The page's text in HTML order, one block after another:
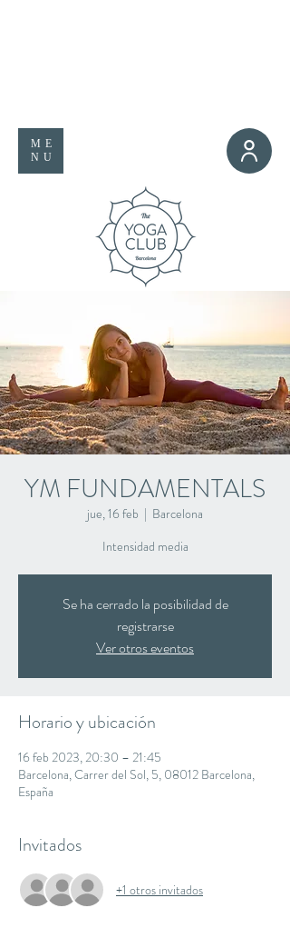
ME
NU
YM FUNDAMENTALS
jue, 16 feb
  |
Barcelona
Intensidad media
Se ha cerrado la posibilidad de
registrarse
Ver otros eventos
Horario y ubicación
16 feb 2023, 20:30 – 21:45
Barcelona, Carrer del Sol, 5, 08012 Barcelona,
España
Invitados
+1 otros invitados